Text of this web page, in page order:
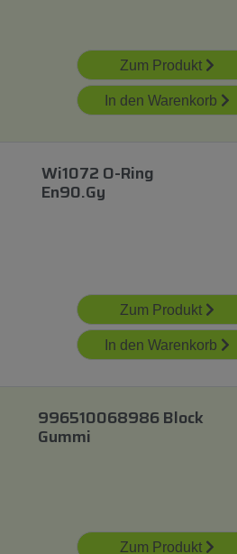
Zum Produkt
In den Warenkorb
Wi1072 O-Ring
En90.gy
Zum Produkt
In den Warenkorb
996510068986 Block
Gummi
Zum Produkt